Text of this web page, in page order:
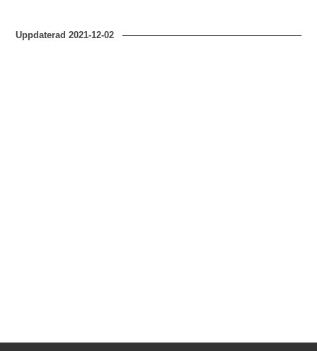
Uppdaterad2021-12-02